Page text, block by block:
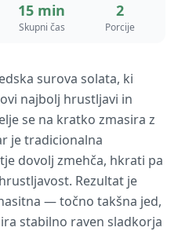
15 min
Skupni čas
2
Porcije
surova solata, ki
najbolj hrustljavi in
se na kratko zmasira z
je tradicionalna
dovolj zmehča, hkrati pa
Rezultat je
— točno takšna jed,
stabilno raven sladkorja